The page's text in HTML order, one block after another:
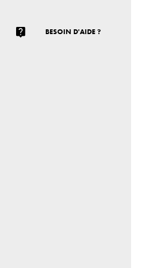
BESOIN D'AIDE ?